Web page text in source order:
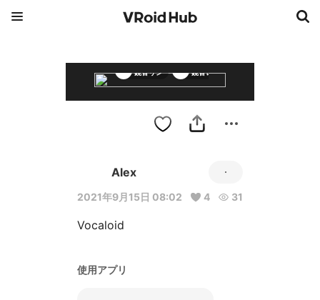
鏡音リン 鏡音レン
Alex
2021年9月15日 08:02 4 31
Vocaloid
使用アプリ